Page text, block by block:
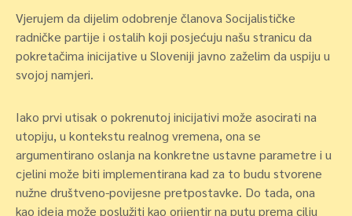
Vjerujem da dijelim odobrenje članova Socijalističke
radničke partije i ostalih koji posjećuju našu stranicu da
pokretačima inicijative u Sloveniji javno zaželim da uspiju u
svojoj namjeri.
Iako prvi utisak o pokrenutoj inicijativi može asocirati na
utopiju, u kontekstu realnog vremena, ona se
argumentirano oslanja na konkretne ustavne parametre i u
cjelini može biti implementirana kad za to budu stvorene
nužne društveno-povijesne pretpostavke. Do tada, ona
kao ideja može poslužiti kao orijentir na putu prema cilju